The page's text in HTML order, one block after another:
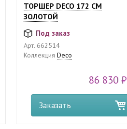
ТОРШЕР DECO 172 СМ
ЗОЛОТОЙ
Под заказ
Арт.662514
Коллекция Deco
86 830 ₽
Заказать